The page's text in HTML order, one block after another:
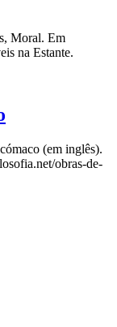
Moral. Em
na Estante.
(em inglês).
obras-de-